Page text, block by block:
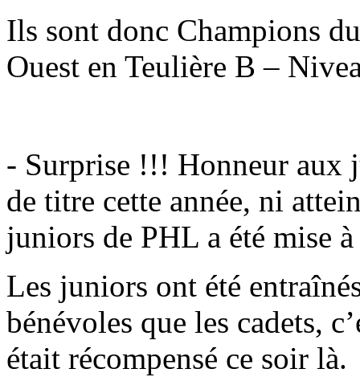
Ils sont donc Champions
Ouest en Teulière B –
- Surprise !!! Honneur aux
de titre cette année, ni
juniors de PHL a été mise
Les juniors ont été
bénévoles que les cadets,
était récompensé ce soir là.